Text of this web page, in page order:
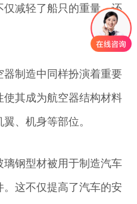
减轻了船只的重量，还
制造中同样扮演着重要
其成为航空器结构材料
、机身等部位。
钢型材被用于制造汽车
这不仅提高了汽车的安